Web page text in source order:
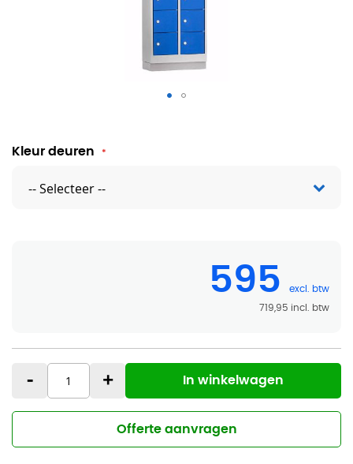
Mini locker - locker voor telefoons - 20 vakken
Kleur deuren
595
719,95
- + In winkelwagen
Offerte aanvragen